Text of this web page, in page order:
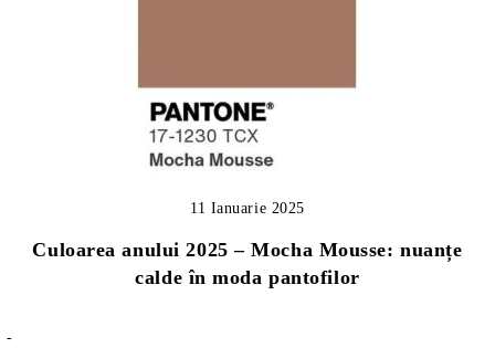
Culoarea anului 2025 – Mocha Mousse: nuanțe
calde în moda pantofilor
11 Ianuarie 2025
-